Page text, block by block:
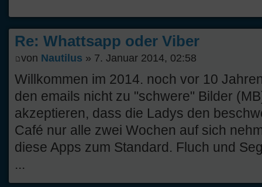
Re: Whattsapp oder Viber
von Nautilus » 7. Januar 2014, 02:58
Willkommen im 2014. noch vor 10
den emails nicht zu "schwere" Bilder
akzeptieren, dass die Ladys den
Café nur alle zwei Wochen auf sich
diese Apps zum Standard. Fluch und
...